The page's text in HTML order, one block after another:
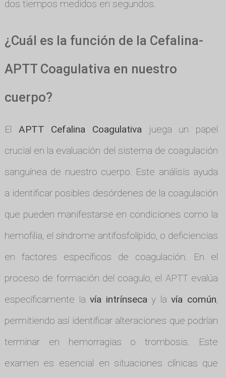
dos tiempos medidos en segundos.
¿Cuál es la función de la Cefalina-
APTT Coagulativa en nuestro
cuerpo?
El APTT Cefalina Coagulativa juega un papel
crucial en la evaluación del sistema de coagulación
sanguínea de nuestro cuerpo. Este análisis ayuda
a identificar posibles desórdenes de la coagulación
que pueden manifestarse en condiciones como la
hemofilia, el síndrome antifosfolípido, o deficiencias
en factores específicos de coagulación. En el
proceso de formación del coagulo, el APTT evalúa
específicamente lavía intrínsecay lavía común,
permitiendo así identificar alteraciones que podrían
terminar en hemorragias o trombosis. Este
examen es esencial en situaciones clínicas que